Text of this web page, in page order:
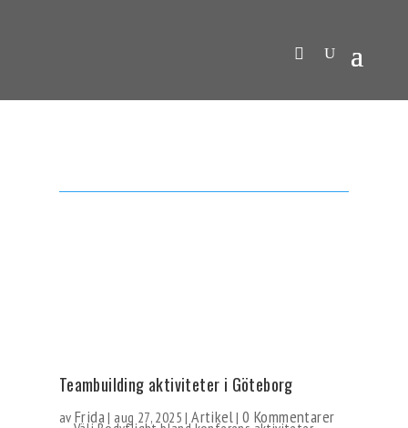
Teambuilding aktiviteter i Göteborg
av Frida| aug 27, 2025 |Artikel|0 Kommentarer